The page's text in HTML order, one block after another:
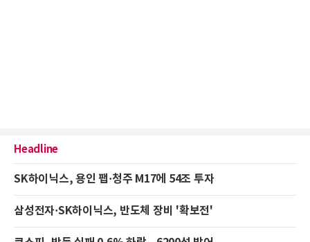
Headline
SK하이닉스, 용인 팹·청주 M17에 54조 투자
삼성전자·SK하이닉스, 반도체 장비 '확보전'